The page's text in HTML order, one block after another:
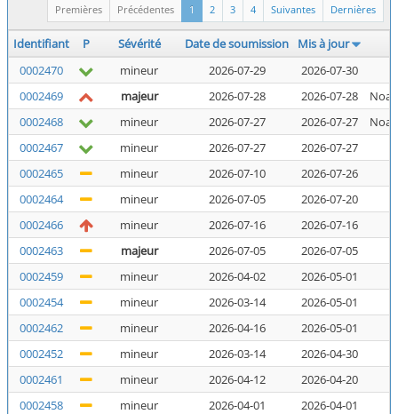
Dernières
Suivantes
4
3
2
1
Précédentes
Premières
Identifiant P Sévérité Date de soumission
Mis à jour
0002470
mineur 2026-07-29 2026-07-30
0002469
majeur 2026-07-28 2026-07-28
0002468
mineur 2026-07-27 2026-07-27
0002467
mineur 2026-07-27 2026-07-27
0002465
mineur 2026-07-10 2026-07-26
0002464
mineur 2026-07-05 2026-07-20
0002466
mineur 2026-07-16 2026-07-16
0002463
majeur 2026-07-05 2026-07-05
0002459
mineur 2026-04-02 2026-05-01
0002454
mineur 2026-03-14 2026-05-01
0002462
mineur 2026-04-16 2026-05-01
0002452
mineur 2026-03-14 2026-04-30
0002461
mineur 2026-04-12 2026-04-20
0002458
mineur 2026-04-01 2026-04-01